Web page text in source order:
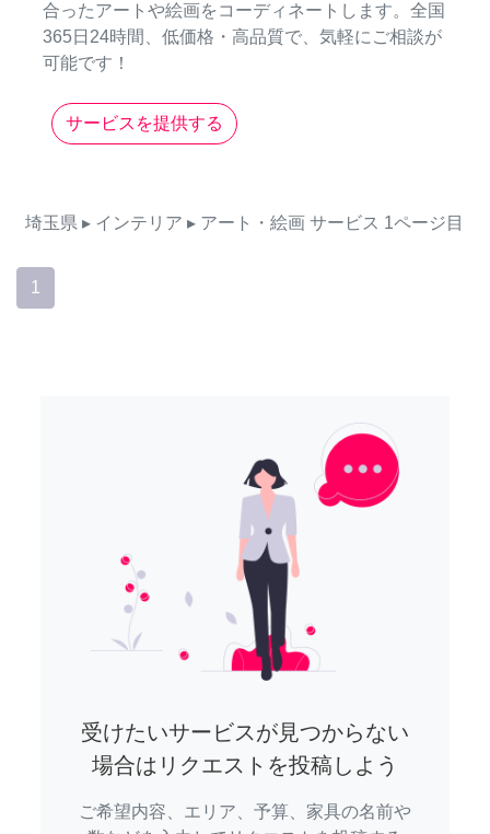
合ったアートや絵画をコーディネートします。全国
365日24時間、低価格・高品質で、気軽にご相談が
可能です！
サービスを提供する
埼玉県 ▸ インテリア ▸ アート・絵画 サービス 1ページ目
1
受けたいサービスが見つからない
場合はリクエストを投稿しよう
ご希望内容、エリア、予算、家具の名前や